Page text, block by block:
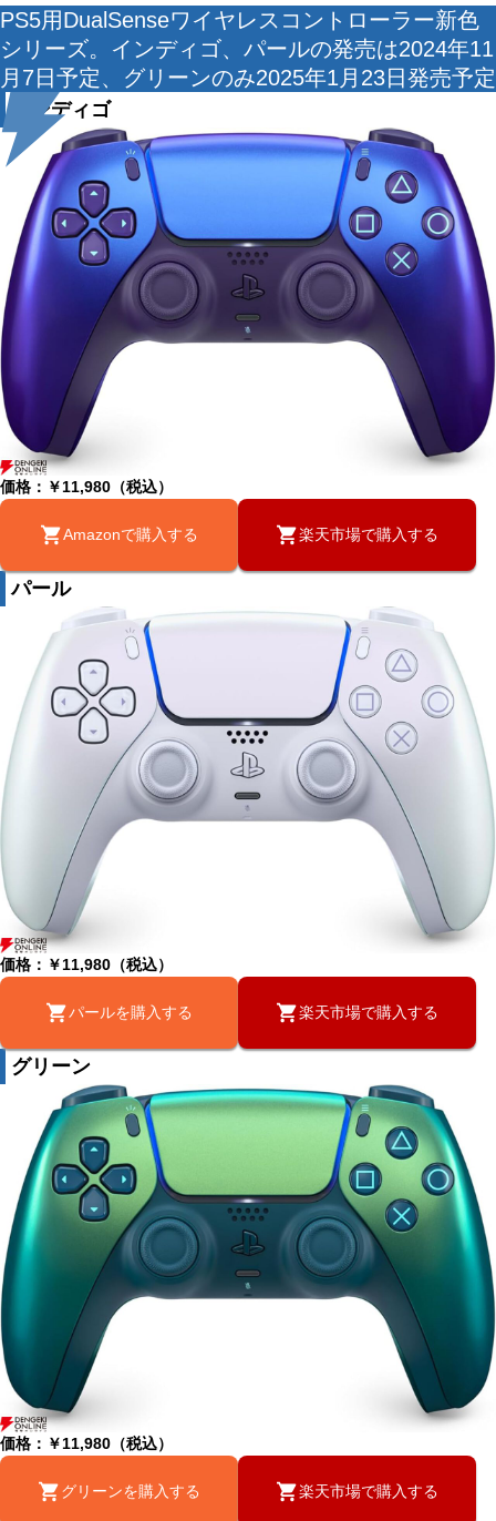
PS5用DualSenseワイヤレスコントローラー新色
シリーズ。インディゴ、パールの発売は2024年11
月7日予定、グリーンのみ2025年1月23日発売予定
インディゴ
価格：￥11,980（税込）
Amazonで購入する 楽天市場で購入する
パール
価格：￥11,980（税込）
パールを購入する 楽天市場で購入する
グリーン
価格：￥11,980（税込）
グリーンを購入する 楽天市場で購入する